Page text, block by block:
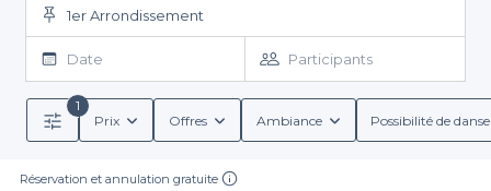
1er Arrondissement
Date Participants
1
Prix
Offres Ambiance Possibilité de
Réservation et annulation gratuite